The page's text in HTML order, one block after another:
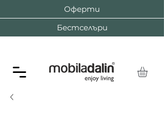
Оферти
Бестселъри